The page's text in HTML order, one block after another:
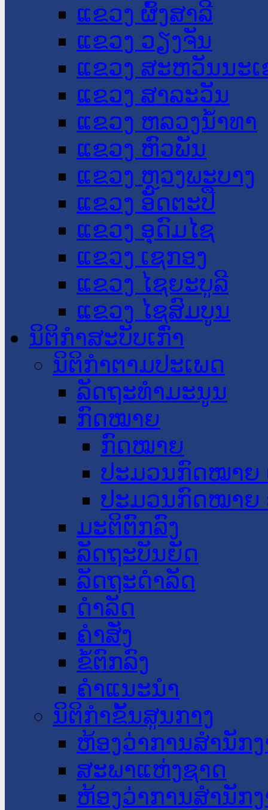
ແຂວງ ຜົ້ງສາລີ
ແຂວງ ວຽງຈັນ
ແຂວງ ສະຫວັນນະ
ແຂວງ ສາລະວັນ
ແຂວງ ຫລວງນໍ້າທາ
ແຂວງ ຫົວພັນ
ແຂວງ ຫຼວງພະບາງ
ແຂວງ ອັດຕະປື
ແຂວງ ອຸດົມໄຊ
ແຂວງ ເຊກອງ
ແຂວງ ໄຊຍະບູລີ
ແຂວງ ໄຊສົມບູນ
ນິຕິກໍາສະບັບເກົ່າ
ນິຕິກຳຕາມປະເພດ
ລັດຖະທໍາມະນູນ
ກົດໝາຍ
ກົດໝາຍ
ປະມວນກົດໝາຍ
ປະມວນກົດໝາຍ
ມະຕິຕົກລົງ
ລັດຖະບັນຍັດ
ລັດຖະດໍາລັດ
ດໍາລັດ
ຄໍາສັ່ງ
ຂໍ້ຕົກລົງ
ຄໍາແນະນໍາ
ນິຕິກໍາຂັ້ນສູນກາງ
ຫ້ອງວ່າການສໍານັກ
ສະພາແຫ່ງຊາດ
ຫ້ອງວ່າການສຳນັກ